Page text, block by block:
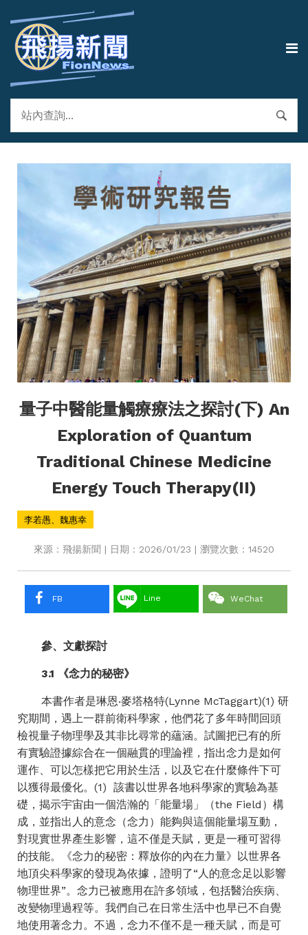
量子中醫能量觸療療法之探討(下) An
Exploration of Quantum
Traditional Chinese Medicine
Energy Touch Therapy(II)
李若愚、魏惠幸
來源：飛揚新聞 | 日期：2026/01/23 | 瀏覽次數：14520
FB Line WeChat
參、文獻探討
3.1 《念力的秘密》
本書作者是琳恩‧麥塔格特(Lynne McTaggart)(1) 研
究期間，遇上一群前衛科學家，他們花了多年時間回頭
檢視量子物理學及其非比尋常的蘊涵。試圖把已有的所
有實驗證據綜合在一個融貫的理論裡，指出念力是如何
運作、可以怎樣把它用於生活，以及它在什麼條件下可
以獲得最優化。(1) 該書以世界各地科學家的實驗為基
礎，揭示宇宙由一個浩瀚的「能量場」（the Field ）構
成，並指出人的意念（念力）能夠與這個能量場互動，
對現實世界產生影響，這不僅是天賦，更是一種可習得
的技能。《念力的秘密：釋放你的內在力量》以世界各
地頂尖科學家的發現為依據，證明了“人的意念足以影響
物理世界”。念力已被應用在許多領域，包括醫治疾病、
改變物理過程等。我們自己在日常生活中也早已不自覺
地使用著念力。不過，念力不僅不是一種天賦，而是可